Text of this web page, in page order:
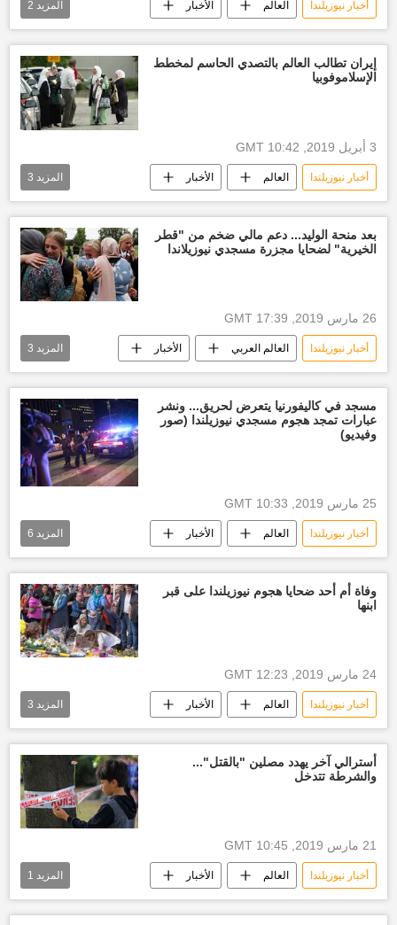
أخبار نيوزيلندا العالم الأخبار
نيوزيلندا مذبحة كرايست تشيرش
المزيد 2
إيران تطالب العالم بالتصدي الحاسم لمخطط
الإسلاموفوبيا
3 أبريل 2019, 10:42 GMT
أخبار نيوزيلندا العالم الأخبار
أخبار إيران نيوزيلندا
منظمة الأمم المتحدة
المزيد 3
بعد منحة الوليد... دعم مالي ضخم من "قطر
الخيرية" لضحايا مجزرة مسجدي نيوزيلاندا
26 مارس 2019, 17:39 GMT
أخبار نيوزيلندا العالم العربي الأخبار
أخبار قطر اليوم نيوزيلندا
حادثة نيوزيلندا
المزيد 3
مسجد في كاليفورنيا يتعرض لحريق... ونشر
عبارات تمجد هجوم مسجدي نيوزيلندا (صور
وفيديو)
25 مارس 2019, 10:33 GMT
أخبار نيوزيلندا العالم الأخبار
الولايات المتحدة الأمريكية نيوزيلندا
الشرطة الأمريكية اعتداء على مسجد
جريمة
المزيد 6
وفاة أم أحد ضحايا هجوم نيوزيلندا على قبر
ابنها
24 مارس 2019, 12:23 GMT
أخبار نيوزيلندا العالم الأخبار
الهجوم على مسجدين في نيوزيلندا نيوزيلندا
مسجد
المزيد 3
أسترالي آخر يهدد مصلين "بالقتل"...
والشرطة تتدخل
21 مارس 2019, 10:45 GMT
أخبار نيوزيلندا العالم الأخبار
نيوزيلندا
المزيد 1